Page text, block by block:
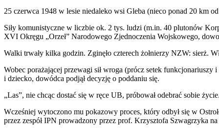
25 czerwca 1948 w lesie niedaleko wsi Gleba (nieco ponad 20 km
Siły komunistyczne w liczbie ok. 2 tys. ludzi (m.in. 40 plutonów
XVI Okręgu „Orzeł” Narodowego Zjednoczenia Wojskowego,
Walki trwały kilka godzin. Zginęło czterech żołnierzy NZW: sierż.
Wobec porażającej przewagi sił wroga (prócz setek
i dziecko, dowódca podjął decyzję o poddaniu się.
„Las”, nie chcąc dostać się w ręce UB, próbował odebrać sobie
Wcześniej wytoczono mu pokazowy proces, który odbył się w
przez zespół IPN prowadzony przez prof. Krzysztofa Szwagrzyka